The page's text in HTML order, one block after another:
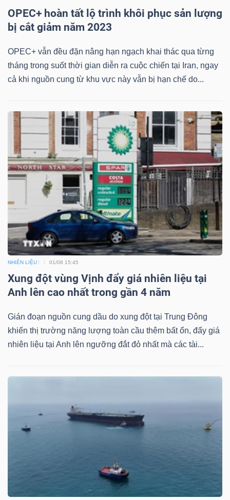
OPEC+ hoàn tất lộ trình khôi phục sản lượng
bị cắt giảm năm 2023
OPEC+ vẫn đều đặn nâng hạn ngạch khai thác qua từng
tháng trong suốt thời gian diễn ra cuộc chiến tại Iran, ngay
cả khi nguồn cung từ khu vực này vẫn bị hạn chế do...
NHIÊN LIỆU 01/08 15:45
Xung đột vùng Vịnh đẩy giá nhiên liệu tại
Anh lên cao nhất trong gần 4 năm
Gián đoạn nguồn cung dầu do xung đột tại Trung Đông
khiến thị trường năng lượng toàn cầu thêm bất ổn, đẩy giá
nhiên liệu tại Anh lên ngưỡng đắt đỏ nhất mà các tài...